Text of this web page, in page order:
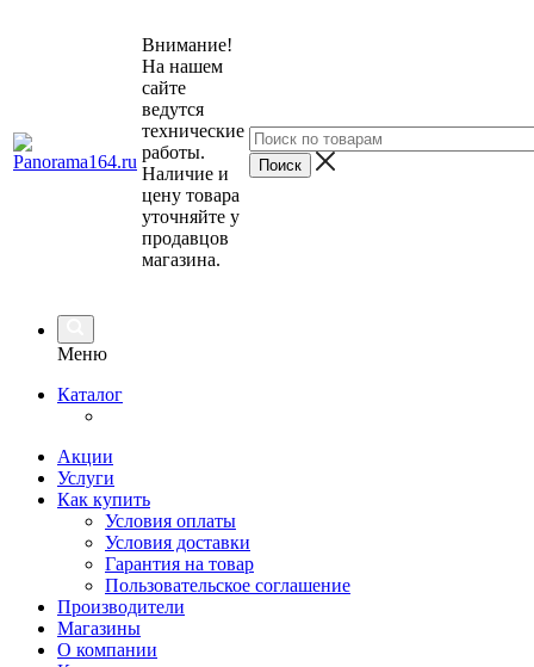
Внимание!
На нашем
сайте
ведутся
технические
работы.
Наличие и
цену товара
уточняйте у
продавцов
магазина.
Меню
Каталог
Акции
Услуги
Как купить
Условия оплаты
Условия доставки
Гарантия на товар
Пользовательское соглашение
Производители
Магазины
О компании